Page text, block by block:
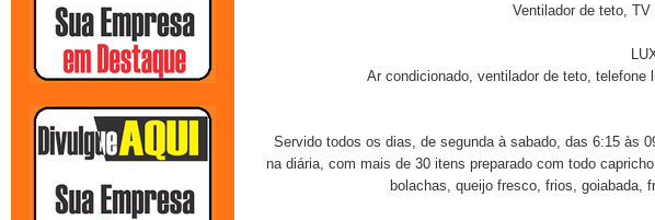
Ventilador de teto,
Ar condicionado, ventilador de teto, telefone
Servido todos os dias, de segunda à sabado, das 6:15 às
na diária, com mais de 30 itens preparado com todo
bolachas, queijo fresco, frios, goiabada,